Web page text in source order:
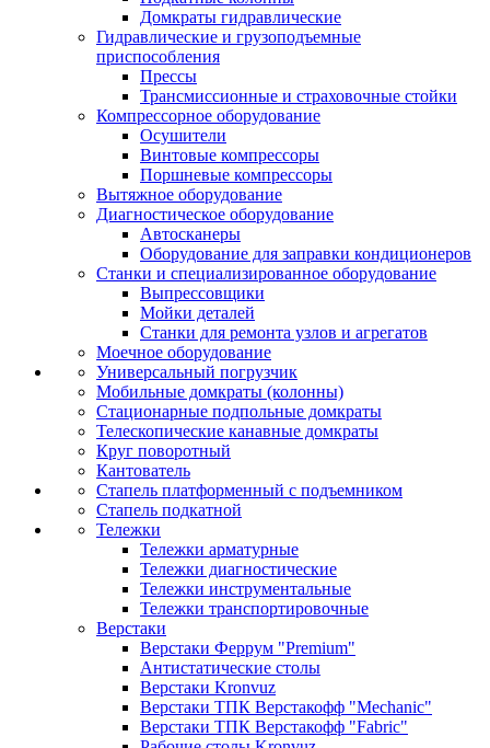
Домкраты гидравлические
Гидравлические и грузоподъемные
приспособления
Прессы
Трансмиссионные и страховочные стойки
Компрессорное оборудование
Осушители
Винтовые компрессоры
Поршневые компрессоры
Вытяжное оборудование
Диагностическое оборудование
Автосканеры
Оборудование для заправки кондиционеров
Станки и специализированное оборудование
Выпрессовщики
Мойки деталей
Станки для ремонта узлов и агрегатов
Моечное оборудование
Универсальный погрузчик
Мобильные домкраты (колонны)
Стационарные подпольные домкраты
Телескопические канавные домкраты
Круг поворотный
Кантователь
Стапель платформенный с подъемником
Стапель подкатной
Тележки
Тележки арматурные
Тележки диагностические
Тележки инструментальные
Тележки транспортировочные
Верстаки
Верстаки Феррум "Premium"
Антистатические столы
Верстаки Kronvuz
Верстаки ТПК Верстакофф "Mechanic"
Верстаки ТПК Верстакофф "Fabric"